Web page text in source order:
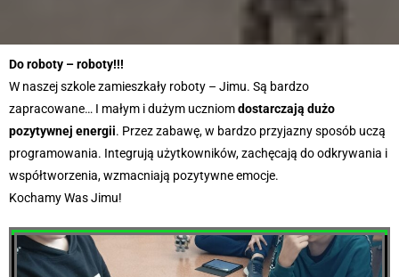
Do roboty – roboty!!!
W naszej szkole zamieszkały roboty – Jimu. Są bardzo
zapracowane… I małym i dużym uczniomdostarczają dużo
pozytywnej energii. Przez zabawę, w bardzo przyjazny sposób uczą
programowania. Integrują użytkowników, zachęcają do odkrywania i
współtworzenia, wzmacniają pozytywne emocje.
Kochamy Was Jimu!